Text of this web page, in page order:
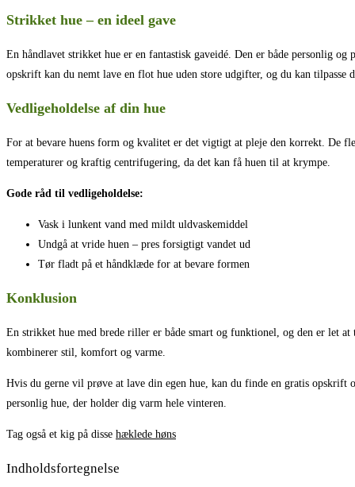
Strikket hue – en ideel gave
En håndlavet strikket hue er en fantastisk gaveidé. Den er både personlig
opskrift kan du nemt lave en flot hue uden store udgifter, og du kan tilpasse
Vedligeholdelse af din hue
For at bevare huens form og kvalitet er det vigtigt at pleje den korrekt. De
temperaturer og kraftig centrifugering, da det kan få huen til at krympe.
Gode råd til vedligeholdelse:
Vask i lunkent vand med mildt uldvaskemiddel
Undgå at vride huen – pres forsigtigt vandet ud
Tør fladt på et håndklæde for at bevare formen
Konklusion
En strikket hue med brede riller er både smart og funktionel, og den er let
kombinerer stil, komfort og varme.
Hvis du gerne vil prøve at lave din egen hue, kan du finde en gratis opskrift
personlig hue, der holder dig varm hele vinteren.
Tag også et kig på disse hæklede høns
Indholdsfortegnelse